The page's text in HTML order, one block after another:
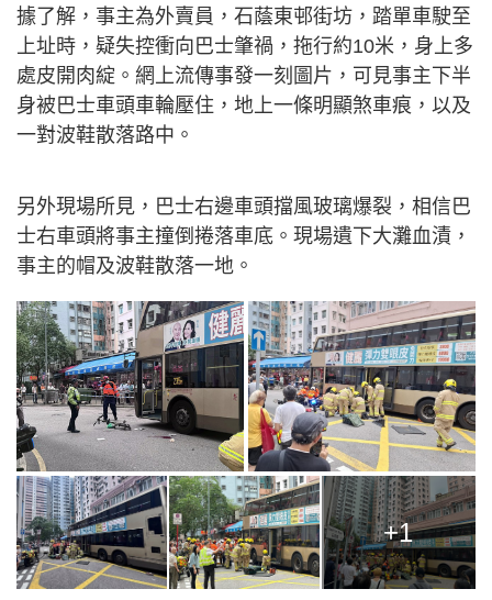
據了解，事主為外賣員，石蔭東邨街坊，踏單車駛至
上址時，疑失控衝向巴士肇禍，拖行約10米，身上多
處皮開肉綻。網上流傳事發一刻圖片，可見事主下半
身被巴士車頭車輪壓住，地上一條明顯煞車痕，以及
一對波鞋散落路中。
另外現場所見，巴士右邊車頭擋風玻璃爆裂，相信巴
士右車頭將事主撞倒捲落車底。現場遺下大灘血漬，
事主的帽及波鞋散落一地。
+1